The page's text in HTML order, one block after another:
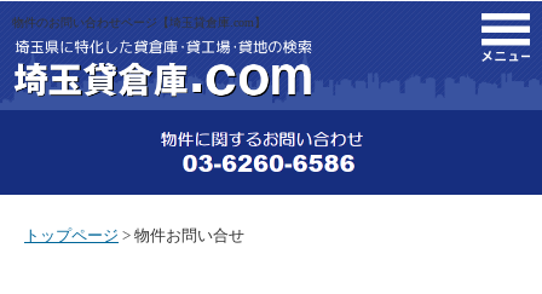
物件のお問い合わせページ【埼玉貸倉庫.com】
トップページ > 物件お問い合せ